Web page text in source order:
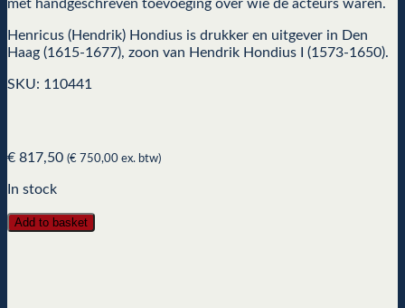
met handgeschreven toevoeging over wie de acteurs waren.
Henricus (Hendrik) Hondius is drukker en uitgever in Den
Haag (1615-1677), zoon van Hendrik Hondius I (1573-1650).
SKU: 110441
€ 817,50 (€ 750,00 ex. btw)
In stock
Add to basket